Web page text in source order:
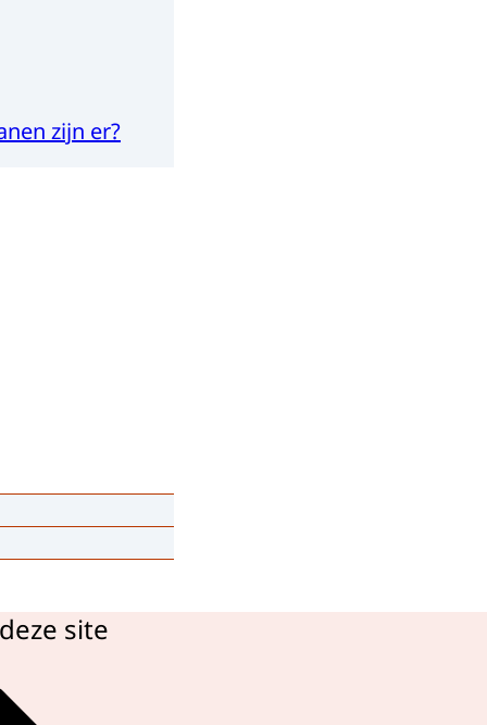
zijn er?
site